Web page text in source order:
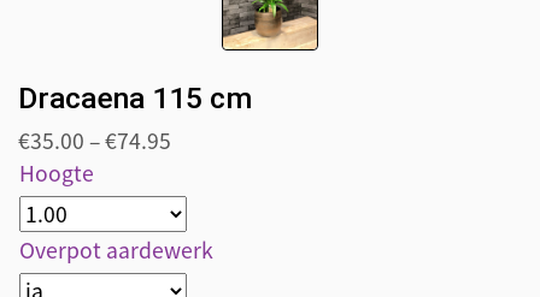
Dracaena 115 cm
€35.00–€74.95
Hoogte
Overpot aardewerk